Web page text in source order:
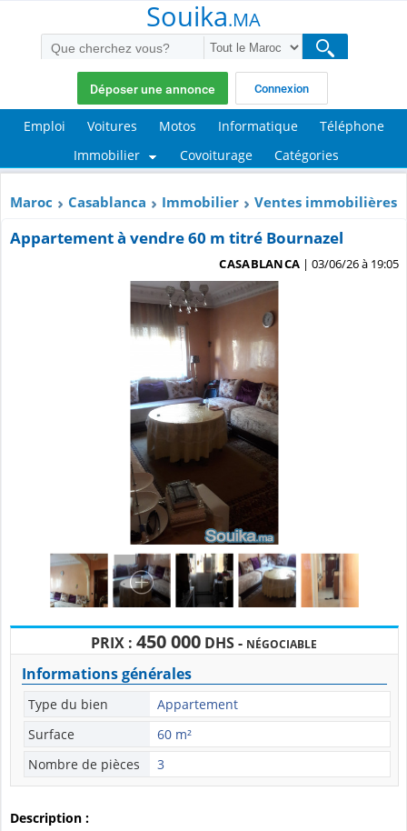
Souika.MA
Déposer une annonce Connexion
Emploi Voitures Motos Informatique
Téléphone
Immobilier
Covoiturage Catégories
Maroc Casablanca Immobilier Ventes immobilières
Appartement à vendre 60 m titré Bournazel
CASABLANCA | 03/06/26 à 19:05
PRIX :450 000 DHS - NÉGOCIABLE
Informations générales
Type du bien
Appartement
Surface
60 m²
Nombre de pièces
3
Description :